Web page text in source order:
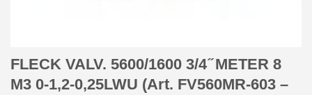
FLECK VALV. 5600/1600 3/4 ̋ METER 8
M3 0-1,2-0,25LWU (Art. FV560MR-603 –